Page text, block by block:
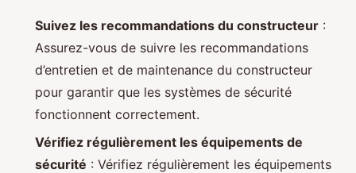
Suivez les recommandations du constructeur :
Assurez-vous de suivre les recommandations
d’entretien et de maintenance du constructeur
pour garantir que les systèmes de sécurité
fonctionnent correctement.
Vérifiez régulièrement les équipements de
sécurité : Vérifiez régulièrement les équipements